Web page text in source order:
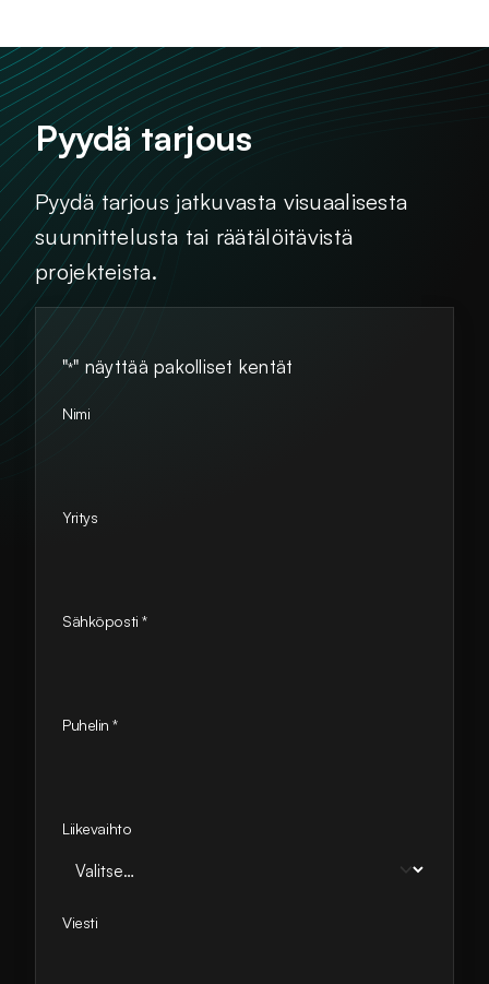
Pyydä tarjous
Pyydä tarjous jatkuvasta visuaalisesta
suunnittelusta tai räätälöitävistä
projekteista.
"*" näyttää pakolliset kentät
Nimi
Yritys
Sähköposti *
Puhelin *
Liikevaihto
Viesti